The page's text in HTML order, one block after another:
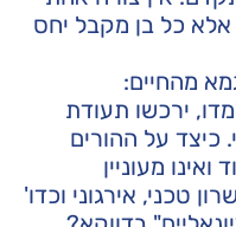
אלא כל בן מקבל יחס
מהחיים:
ירכשו תעודת
כיצד על ההורים
מעוניין
טכני, אירגוני וכדו'